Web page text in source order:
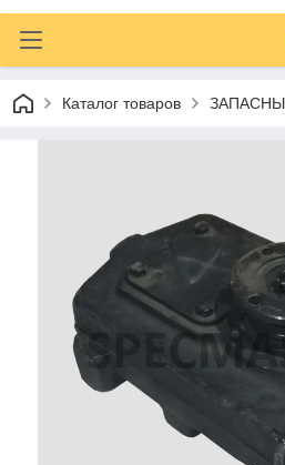
Каталог товаров